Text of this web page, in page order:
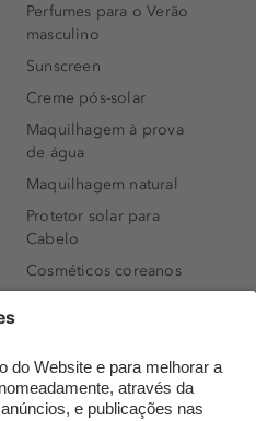
Perfumes para o Verão
masculino
Sunscreen
Creme pós-solar
Maquilhagem à prova
de água
Maquilhagem natural
Protetor solar para
Cabelo
Cosméticos coreanos
Perfumes árabes
Novidades